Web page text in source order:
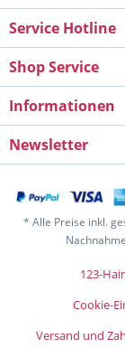
Service Hotline
Shop Service
Informationen
Newsletter
* Alle Preise inkl.
123-
Cookie-
Versand und